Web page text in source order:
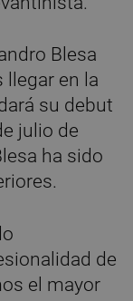
Blesa
llegar en la
su debut
julio de
ha sido
de
el mayor